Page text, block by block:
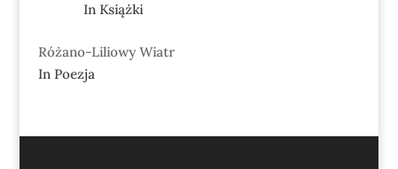
In Książki
Różano-Liliowy Wiatr
In Poezja